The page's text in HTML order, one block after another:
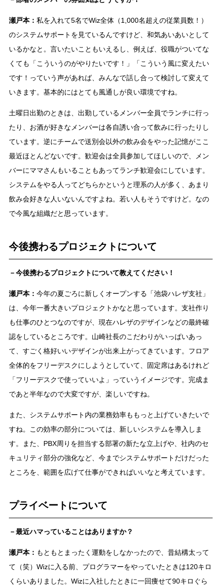
瀬戸本： 私を入れて5名でWiz全体（1,000名超えの従業員数！）
のシステムサポートを見ているんですけど、和気あいあいとして
いるかなと。言いたいこともいえるし、例えば、役職がついてな
くても「こういうのがやりたいです！」「こういう風に変えたい
です！っていう声があれば、みんなで話し合って検討して変えて
いきます。基本的にはとても風通しが良い環境ですね。
土曜日出勤のときは、出勤しているメンバー全員でランチに行っ
たり、お酒が好きなメンバーは各自誘い合って飲みに行ったりし
ています。逆にチームで送別会以外の飲み会をやった記憶がここ
最近ほとんどないです。歓迎会は全員参加してほしいので、メン
バーにママさんもいることもあってランチ歓迎会にしています。
システムをやる人ってどちらかというと理系の人が多く、あまり
飲み会好きな人いないんですよね。若い人もそうですけど。なの
で今風な組織だと思っています。
今後携わるプロジェクトについて
－今後携わるプロジェクトについて教えてください！
瀬戸本： 今年の夏ごろに新しくオープンする「池袋ハレザ支社」
は、今年一番大きいプロジェクトかなと思っています。支社作り
も仕事のひとつなのですが、現在ハレザのデザインなどの最終確
認をしているところです。山崎社長のこだわりがいっぱいあっ
て、すごく格好いいデザインが出来上がってきています。フロア
全体的をフリーデスクにしようとしていて、固定席はあるけれど
「フリーデスクで使っていいよ」っていうイメージです。完成ま
であと半年なので大変ですが、楽しいですね。
また、システムサポート内の業務効率ももっと上げていきたいで
すね。この効率の部分については、新しいシステムを導入しま
す。また、PBX周りを担当する部署の新たな立上げや、社内のセ
キュリティ部分の強化など、今までシステムサポートだけだった
ところを、範囲を広げて仕事ができればいいなと考えています。
プライベートについて
－最近ハマっていることはありますか？
瀬戸本： もともとまったく運動をしなかったので、昔結構太って
て（笑）Wizに入る前、プログラマーをやっていたときは120キロ
くらいありました。Wizに入社したときに一回痩せて90キロぐら